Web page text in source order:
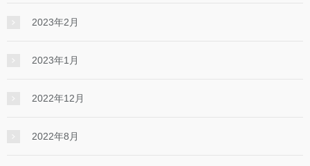
2023年2月
2023年1月
2022年12月
2022年8月